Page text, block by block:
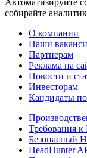
собирайте
О компании
Наши
Партнерам
Реклама на
Новости и
Инвесторам
Кандидаты
Требования
Безопасный
HeadHunter